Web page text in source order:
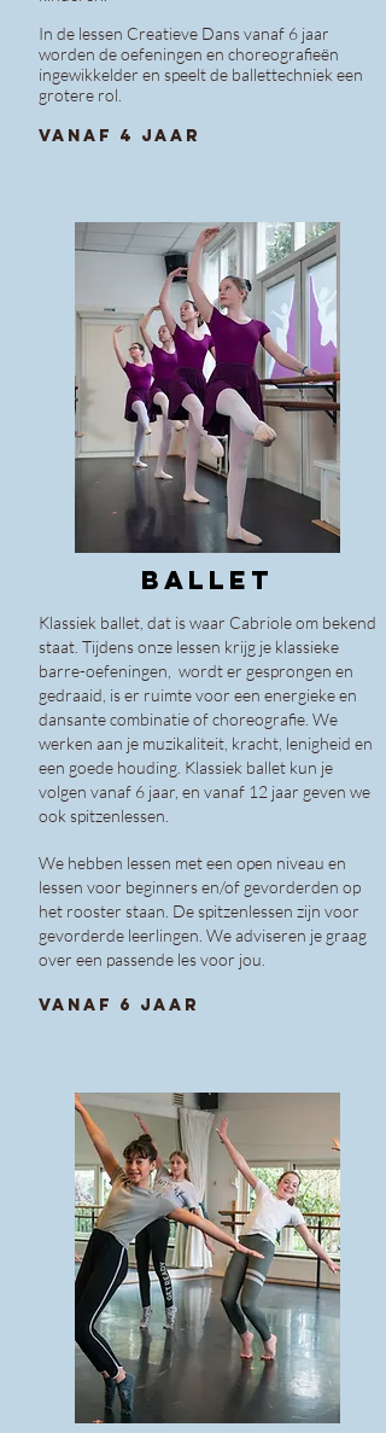
In de lessen Creatieve Dans vanaf 6 jaar
worden de oefeningen en choreografieën
ingewikkelder en speelt de ballettechniek een
grotere rol.
VANAF 4 JAAR
BALLET
Klassiek ballet, dat is waar Cabriole om bekend
staat. Tijdens onze lessen krijg je klassieke
barre-oefeningen, wordt er gesprongen en
gedraaid, is er ruimte voor een energieke en
dansante combinatie of choreografie. We
werken aan je muzikaliteit, kracht, lenigheid en
een goede houding. Klassiek ballet kun je
volgen vanaf 6 jaar, en vanaf 12 jaar geven we
ook spitzenlessen.
We hebben lessen met een open niveau en
lessen voor beginners en/of gevorderden op
het rooster staan. De spitzenlessen zijn voor
gevorderde leerlingen. We adviseren je graag
over een passende les voor jou.
vanaf 6 jaar